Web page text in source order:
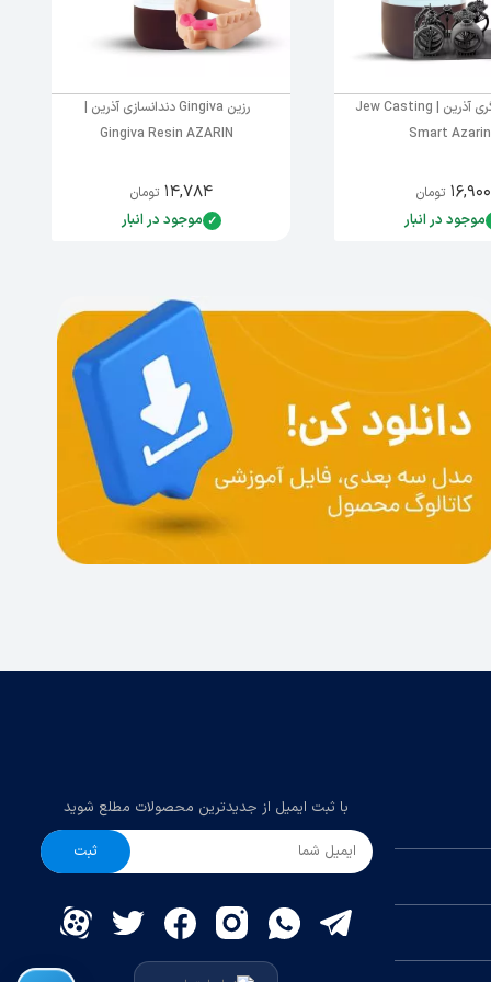
رزین ریختگری آذرین | Jew Casting
Smart Azarin
موجود در انبار
۱۶,۹۰۰ تومان
رزین Gingiva دندانسازی آذرین |
Gingiva Resin AZARIN
موجود در انبار
۱۴,۷۸۴ تومان
با ثبت ایمیل از جدیدترین محصولات مطلع شوید
ثبت